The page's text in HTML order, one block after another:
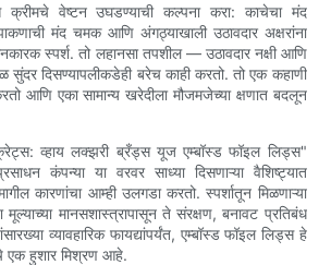
क्रीमचे वेष्टन उघडण्याची कल्पना करा: काचेचा मंद
मंद चमक आणि अंगठ्याखाली उठावदार अक्षरांना
स्पर्श. तो लहानसा तपशील — उठावदार नक्षी आणि
दिसण्यापलीकडेही बरेच काही करतो. तो एक कहाणी
आणि एका सामान्य खरेदीला मौजमजेच्या क्षणात बदलून
व्हाय लक्झरी ब्रँड्स यूज एम्बॉस्ड फॉइल लिड्स"
कंपन्या या वरवर साध्या दिसणाऱ्या वैशिष्ट्यात
कारणांचा आम्ही उलगडा करतो. स्पर्शातून मिळणाऱ्या
मानसशास्त्रापासून ते संरक्षण, बनावट प्रतिबंध
व्यावहारिक फायद्यांपर्यंत, एम्बॉस्ड फॉइल लिड्स हे
एक हुशार मिश्रण आहे.